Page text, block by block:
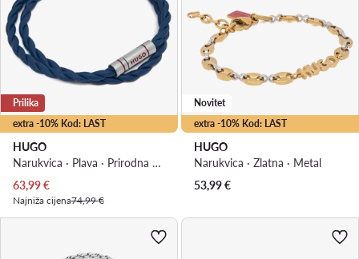
extra -10% Kod: LAST
Prilika
HUGO
Narukvica · Plava · Prirodna koža glatka, Nehrđajući čelik
Trenutna cijena
63,99€
Najniža cijena74,99 €
extra -10% Kod: LAST
Novitet
HUGO
Narukvica · Zlatna · Metal
53,99€